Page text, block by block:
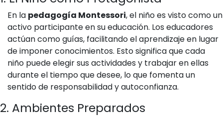
En la pedagogía Montessori, el niño es visto como un
activo participante en su educación. Los educadores
actúan como guías, facilitando el aprendizaje en lugar
de imponer conocimientos. Esto significa que cada
niño puede elegir sus actividades y trabajar en ellas
durante el tiempo que desee, lo que fomenta un
sentido de responsabilidad y autoconfianza.
2. Ambientes Preparados